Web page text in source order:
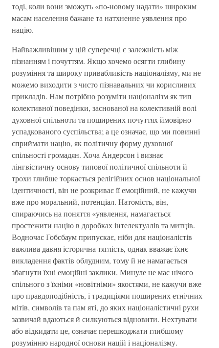
тоді, коли вони зможуть «по-новому надати» широким
масам населення бажане та натхненне уявлення про
націю.
Найважливішим у цій суперечці є залежність між
пізнанням і почуттям. Якщо хочемо осягти глибину
розуміння та широку привабливість націоналізму, ми не
можемо виходити з чисто пізнавальних чи корисливих
прикладів. Нам потрібно розуміти націоналізм як тип
колективної поведінки, заснованої на колективній волі
духовної спільноти та поширених почуттях ймовірно
успадкованого суспільства; а це означає, що ми повинні
сприймати націю, як політичну форму духовної
спільності громадян. Хоча Андерсон і визнає
лінгвістичну основу типової політичної спільноти й
трохи глибше торкається релігійних основ національної
ідентичності, він не розкриває її емоційний, не кажучи
вже про моральний, потенціал. Натомість, він,
спираючись на поняття «уявлення, намагається
простежити націю в доробках інтелектуалів та митців.
Водночас Гобсбаум припускає, ніби для націоналістів
важлива давня історична тяглість, однак вважає їхнє
викладення фактів облудним, тому й не намагається
збагнути їхні емоційні заклики. Минуле не має нічого
спільного з їхніми «новітніми» якостями, не кажучи вже
про правдоподібність, і традиціями поширених етнічних
мітів, символів та пам яті, до яких націоналістичні рухи
зазвичай вдаються й силкуються відновити. Нехтувати
або відкидати це, означає перешкоджати глибшому
розумінню народної основи націй і націоналізму.